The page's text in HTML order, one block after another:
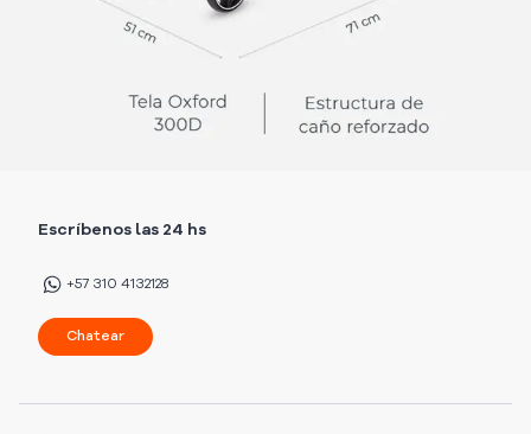
Escríbenos las 24 hs
+57 310 4132128
Chatear